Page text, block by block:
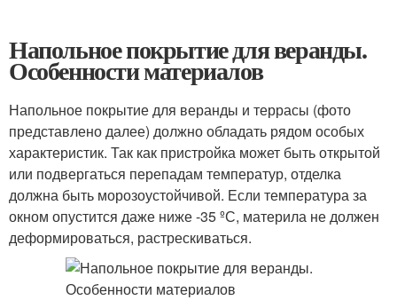
Напольное покрытие для веранды.
Особенности материалов
Напольное покрытие для веранды и террасы (фото
представлено далее) должно обладать рядом особых
характеристик. Так как пристройка может быть открытой
или подвергаться перепадам температур, отделка
должна быть морозоустойчивой. Если температура за
окном опустится даже ниже -35 ºС, материла не должен
деформироваться, растрескиваться.